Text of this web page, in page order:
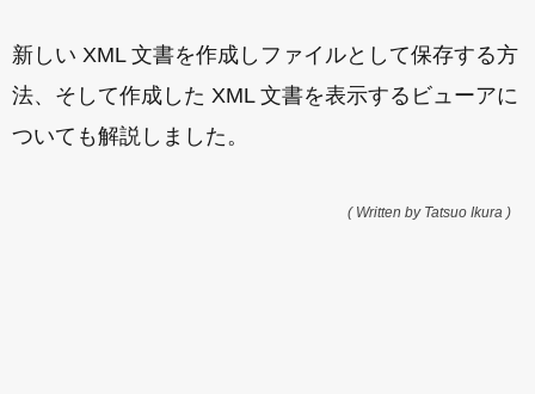
新しい XML 文書を作成しファイルとして保存する方
法、そして作成した XML 文書を表示するビューアに
ついても解説しました。
( Written by Tatsuo Ikura )